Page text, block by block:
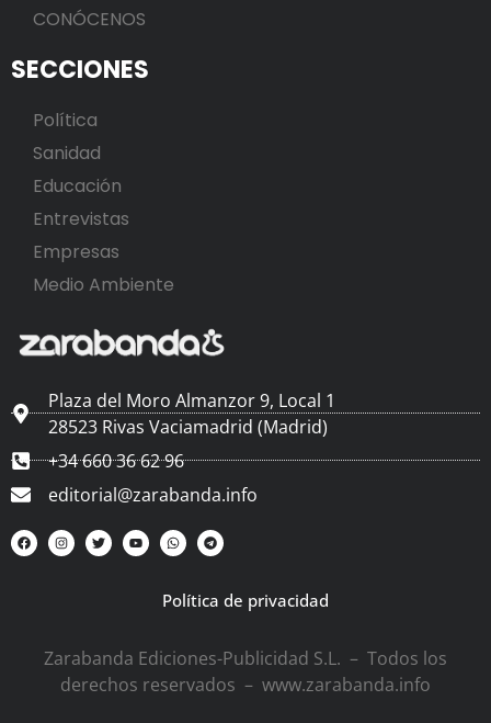
CONÓCENOS
SECCIONES
Política
Sanidad
Educación
Entrevistas
Empresas
Medio Ambiente
Plaza del Moro Almanzor 9, Local 1
28523 Rivas Vaciamadrid (Madrid)
+34 660 36 62 96
editorial@zarabanda.info
Política de privacidad
Zarabanda Ediciones-Publicidad S.L. – Todos los
derechos reservados – www.zarabanda.info